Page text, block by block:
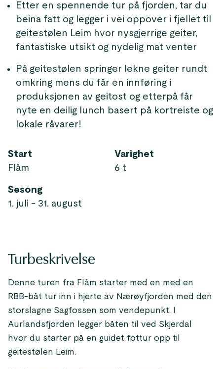
Etter en spennende tur på fjorden, tar du
beina fatt og legger i vei oppover i fjellet til
geitestølen Leim hvor nysgjerrige geiter,
fantastiske utsikt og nydelig mat venter
På geitestølen springer lekne geiter rundt
omkring mens du får en innføring i
produksjonen av geitost og etterpå får
nyte en deilig lunch basert på kortreiste og
lokale råvarer!
Start
Flåm
Varighet
6 t
Sesong
1. juli - 31. august
Turbeskrivelse
Denne turen fra Flåm starter med en med en
RBB-båt tur inn i hjerte av Nærøyfjorden med den
storslagne Sagfossen som vendepunkt. I
Aurlandsfjorden legger båten til ved Skjerdal
hvor du starter på en guidet fottur opp til
geitestølen Leim.